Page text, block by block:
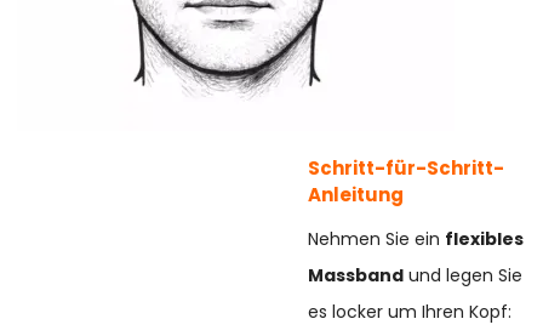
Schritt-für-Schritt-
Anleitung
Nehmen Sie ein flexibles
Massband und legen Sie
es locker um Ihren Kopf: